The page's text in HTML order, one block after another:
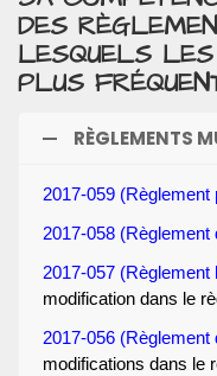
DES
LESQUELS
PLUS
RÈGLEMENTS
2017-059
2017-058 (Règlement
2017-057 (Règlement
modification dans le
2017-056 (Règlement
modifications dans le